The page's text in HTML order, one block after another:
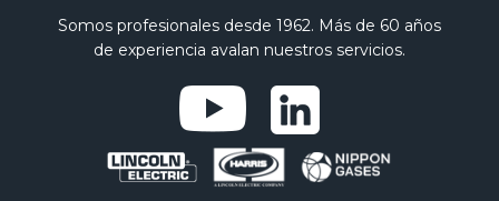
Somos profesionales desde 1962. Más de 60 años
de experiencia avalan nuestros servicios.